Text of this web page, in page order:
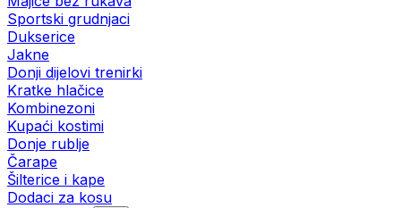
Sportski grudnjaci
Dukserice
Jakne
Donji dijelovi trenirki
Kratke hlačice
Kombinezoni
Kupaći kostimi
Donje rublje
Čarape
Šilterice i kape
Dodaci za kosu